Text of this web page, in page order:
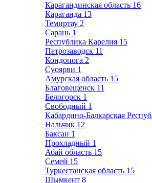
Карагандинская область 16
Караганда 13
Темиртау 2
Сарань 1
Республика Карелия 15
Петрозаводск 11
Кондопога 2
Суоярви 1
Амурская область 15
Благовещенск 11
Белогорск 1
Свободный 1
Кабардино-Балкарская
Нальчик 12
Баксан 1
Прохладный 1
Абай область 15
Семей 15
Туркестанская область 15
Шымкент 8